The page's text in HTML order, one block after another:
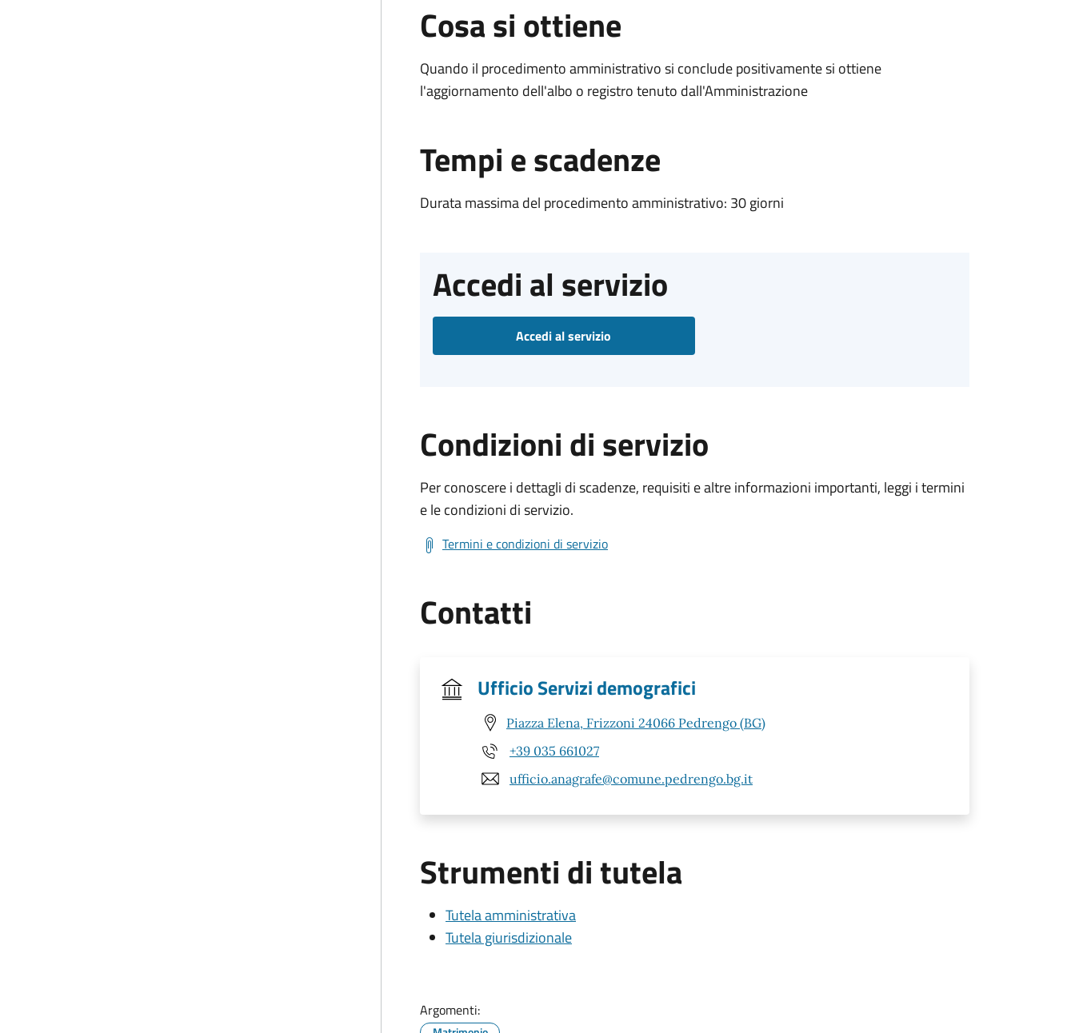
Cosa si ottiene
Quando il procedimento amministrativo si conclude positivamente si ottiene
l'aggiornamento dell'albo o registro tenuto dall'Amministrazione
Tempi e scadenze
Durata massima del procedimento amministrativo: 30 giorni
Accedi al servizio
Accedi al servizio
Condizioni di servizio
Per conoscere i dettagli di scadenze, requisiti e altre informazioni importanti, leggi i termini
e le condizioni di servizio.
Termini e condizioni di servizio
Contatti
Ufficio Servizi demografici
Piazza Elena, Frizzoni 24066 Pedrengo (BG)
+39 035 661027
ufficio.anagrafe@comune.pedrengo.bg.it
Strumenti di tutela
Tutela amministrativa
Tutela giurisdizionale
Argomenti: